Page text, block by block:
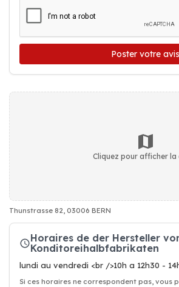
Poster votre avis
Cliquez pour afficher la
Thunstrasse 82, 03006 BERN
Horaires de der Hersteller
Konditoreihalbfabrikaten
lundi au vendredi <br />10h a 12h30 -
Si ces horaires ne correspondent pas, vous